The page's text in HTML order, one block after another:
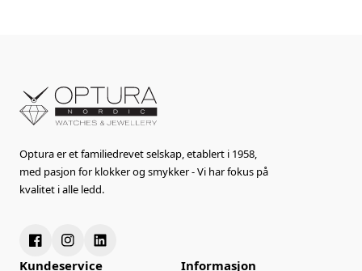
Optura er et familiedrevet selskap, etablert i 1958,
med pasjon for klokker og smykker - Vi har fokus på
kvalitet i alle ledd.
Kundeservice Informasjon